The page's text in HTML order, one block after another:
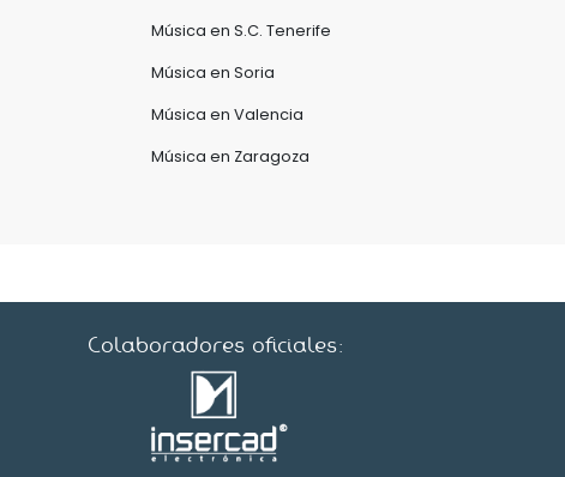
Música en S.C. Tenerife
Música en Soria
Música en Valencia
Música en Zaragoza
Colaboradores oficiales: